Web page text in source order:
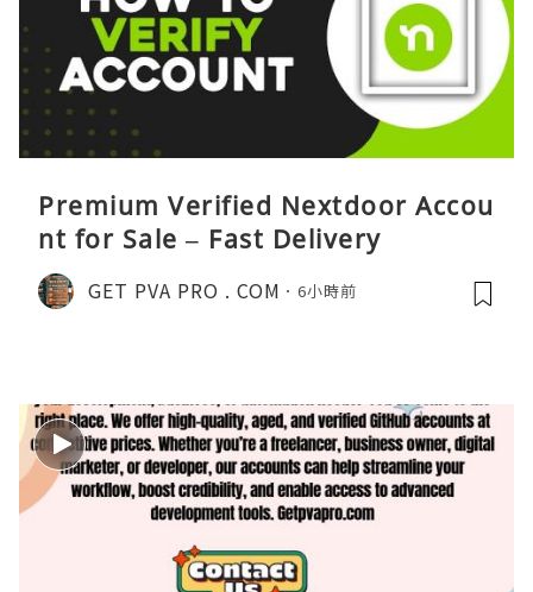
Premium Verified Nextdoor Accou
nt for Sale – Fast Delivery
GET PVA PRO . COM 6小時前